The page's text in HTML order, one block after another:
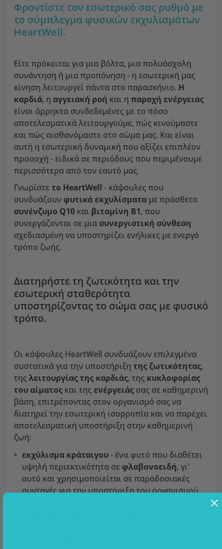
Φροντίστε τον εσωτερικό σας ρυθμό με
το σύμπλεγμα φυσικών εκχυλισμάτων
HeartWell.
Είτε πρόκειται για μια βόλτα, μια πολυάσχολη
συνάντηση ή μια προπόνηση - η εσωτερική μας
κίνηση λειτουργεί πάντα στο παρασκήνιο. Η
καρδιά, η αγγειακή ροή και η παροχή ενέργειας
είναι άρρηκτα συνδεδεμένες με το πόσο
αποτελεσματικά λειτουργούμε, πώς κινούμαστε
και πώς αισθανόμαστε στο σώμα μας. Και είναι
αυτή η εσωτερική δυναμική που αξίζει επιπλέον
προσοχή - ειδικά σε περιόδους που περιμένουμε
περισσότερα από τον εαυτό μας.
Γνωρίστετο HeartWell - κάψουλες που
συνδυάζουν φυτικά εκχυλίσματα με πρόσθετο
συνένζυμο Q10 και βιταμίνη Β1, που
συνεργάζονται σε μια συνεργιστική σύνθεση
σχεδιασμένη να υποστηρίζει ενήλικες με ενεργό
τρόπο ζωής.
Διατηρήστε τη ζωτικότητα και την
εσωτερική σταθερότητα
υποστηρίζοντας το σώμα σας με φυσικό
τρόπο.
Οι κάψουλες HeartWell συνδυάζουν επιλεγμένα
συστατικά για την υποστήριξη της ζωτικότητας,
της λειτουργίας της καρδιάς, της κυκλοφορίας
του αίματος και της ενέργειάς σας σε καθημερινή
βάση, επιτρέποντας στον οργανισμό σας να
διατηρεί την εσωτερική ισορροπία και να παρέχει
αποτελεσματική υποστήριξη στην καθημερινή
ζωή:
εκχύλισμα κράταιγου- ένα φυτό που διαθέτει
υψηλή περιεκτικότητα σε φλαβονοειδή, γι'
αυτό και χρησιμοποιείται σε παραδοσιακές
συνταγές για την υποστήριξη του οργανισμού